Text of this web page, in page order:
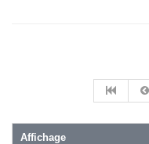
Affichage